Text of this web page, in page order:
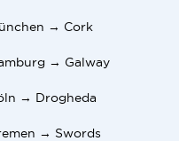
→ Cork
→ Galway
→ Drogheda
→ Swords